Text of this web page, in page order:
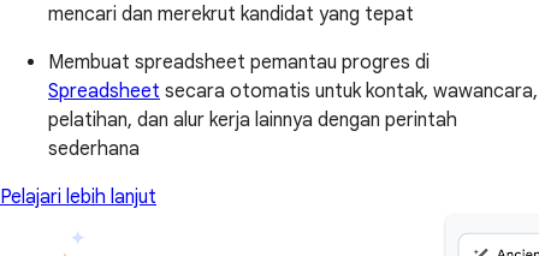
mencari dan merekrut kandidat yang tepat
Membuat spreadsheet pemantau progres di
Spreadsheet secara otomatis untuk kontak, wawancara,
pelatihan, dan alur kerja lainnya dengan perintah
sederhana
Pelajari lebih lanjut